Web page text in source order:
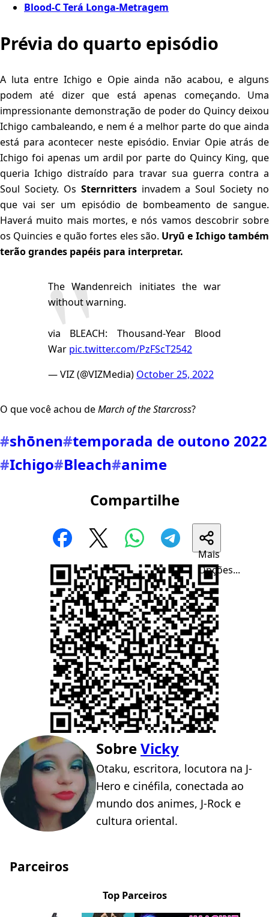
Blood-C Terá Longa-Metragem
Prévia do quarto episódio
A luta entre Ichigo e Opie ainda não acabou, e alguns
podem até dizer que está apenas começando. Uma
impressionante demonstração de poder do Quincy deixou
Ichigo cambaleando, e nem é a melhor parte do que ainda
está para acontecer neste episódio. Enviar Opie atrás de
Ichigo foi apenas um ardil por parte do Quincy King, que
queria Ichigo distraído para travar sua guerra contra a
Soul Society. Os Sternrittersinvadem a Soul Society no
que vai ser um episódio de bombeamento de sangue.
Haverá muito mais mortes, e nós vamos descobrir sobre
os Quincies e quão fortes eles são. Uryū e Ichigo também
terão grandes papéis para interpretar.
The Wandenreich initiates the war
without warning.
via BLEACH: Thousand-Year Blood
War pic.twitter.com/PzFScT2542
— VIZ (@VIZMedia) October 25, 2022
O que você achou deMarch of the Starcross?
#shōnen#temporada de outono 2022
#Ichigo#Bleach#anime
Compartilhe
Mais
Opções...
SobreVicky
Otaku, escritora, locutora na J-
Hero e cinéfila, conectada ao
mundo dos animes, J-Rock e
cultura oriental.
Parceiros
Top Parceiros